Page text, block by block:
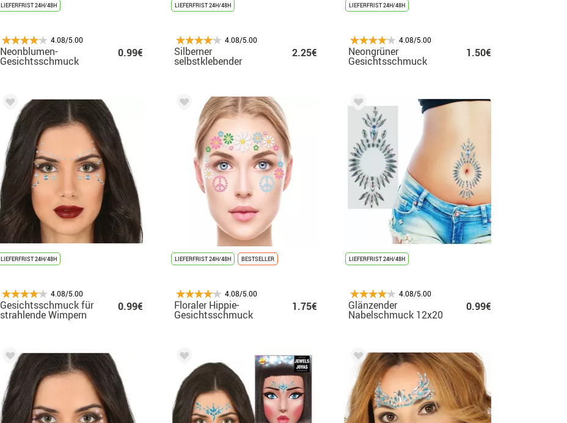
LIEFERFRIST 24H/48H
4.08/5.00
Neonblumen-
Gesichtsschmuck
0.99€
LIEFERFRIST 24H/48H
4.08/5.00
Silberner
selbstklebender
2.25€
LIEFERFRIST 24H/48H
4.08/5.00
Neongrüner
Gesichtsschmuck
1.50€
LIEFERFRIST 24H/48H
4.08/5.00
Gesichtsschmuck für
strahlende Wimpern
und Augenbrauen
0.99€
LIEFERFRIST 24H/48H BESTSELLER
4.08/5.00
Floraler Hippie-
Gesichtsschmuck
1.75€
LIEFERFRIST 24H/48H
4.08/5.00
Glänzender
Nabelschmuck 12x20
0.99€